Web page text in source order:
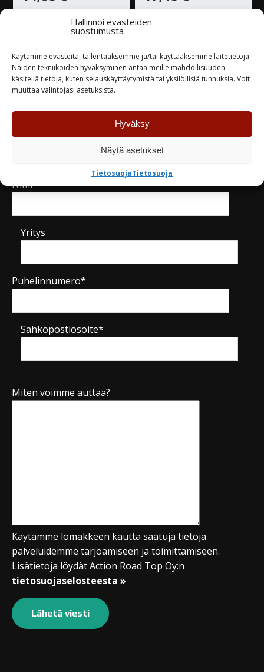
Hallinnoi evästeiden
suostumusta
Käytämme evästeitä, tallentaaksemme ja/tai käyttääksemme laitetietoja.
Näiden tekniikoiden hyväksyminen antaa meille mahdollisuuden
käsitellä tietoja, kuten selauskäyttäytymistä tai yksilöllisiä tunnuksia. Voit
muuttaa valintojasi asetuksista.
Hyväksy
Näytä asetukset
TietosuojaTietosuoja
Varastossa
TUTUSTU TUTUSTU
Kysy tuotteesta / ota yhteyttä
Nimi*
Yritys
Puhelinnumero*
Sähköpostiosoite*
Miten voimme auttaa?
Käytämme lomakkeen kautta saatuja tietoja
palveluidemme tarjoamiseen ja toimittamiseen.
Lisätietoja löydät Action Road Top Oy:n
tietosuojaselosteesta »